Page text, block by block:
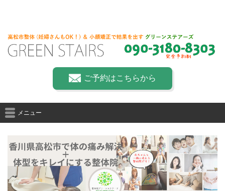
ご予約はこちらから
メニュー